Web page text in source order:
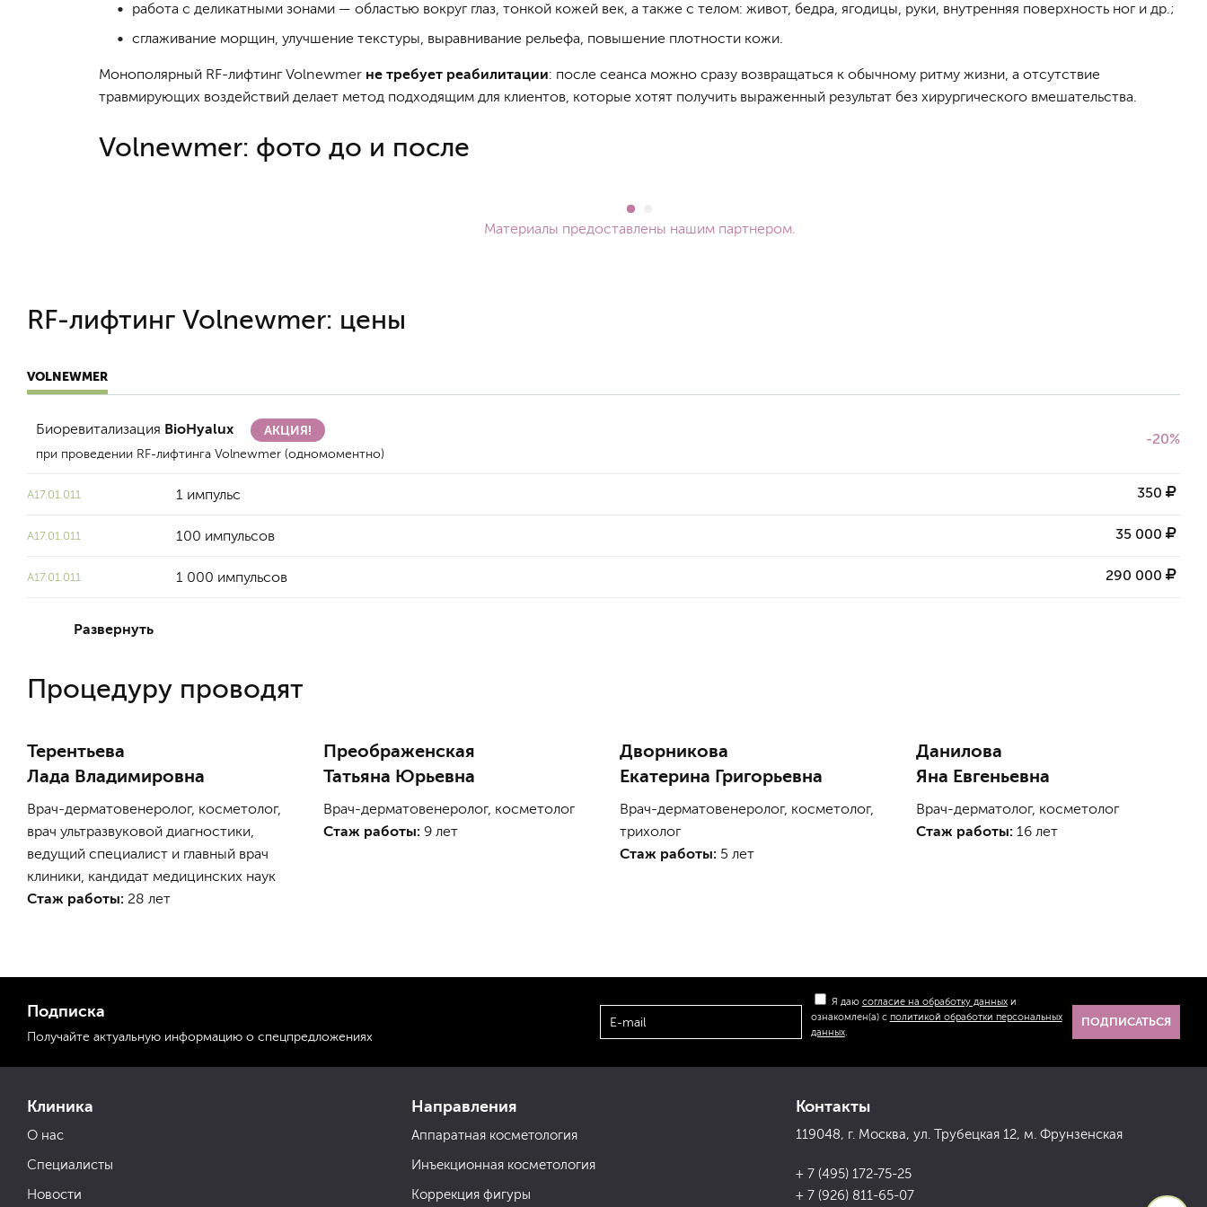
работа с деликатными зонами — областью вокруг глаз, тонкой кожей век, а также с телом: живот, бедра, ягодицы, руки, внутренняя поверхность ног и др.;
сглаживание морщин, улучшение текстуры, выравнивание рельефа, повышение плотности кожи.
Монополярный RF-лифтинг Volnewmer не требует реабилитации: после сеанса можно сразу возвращаться к обычному ритму жизни, а отсутствие
травмирующих воздействий делает метод подходящим для клиентов, которые хотят получить выраженный результат без хирургического вмешательства.
Volnewmer: фото до и после
Материалы предоставлены нашим партнером.
RF-лифтинг Volnewmer: цены
VOLNEWMER
Биоревитализация BioHyalux АКЦИЯ!
при проведении RF-лифтинга Volnewmer (одномоментно)
-20%
A17.01.011 1 импульс 350
A17.01.011 100 импульсов 35 000
A17.01.011 1 000 импульсов 290 000
Развернуть
Процедуру проводят
Терентьева
Лада Владимировна
Врач-дерматовенеролог, косметолог,
врач ультразвуковой диагностики,
ведущий специалист и главный врач
клиники, кандидат медицинских наук
Стаж работы: 28 лет
Преображенская
Татьяна Юрьевна
Врач-дерматовенеролог, косметолог
Стаж работы: 9 лет
Дворникова
Екатерина Григорьевна
Врач-дерматовенеролог, косметолог,
трихолог
Стаж работы: 5 лет
Данилова
Яна Евгеньевна
Врач-дерматолог, косметолог
Стаж работы: 16 лет
Клиника
О нас
Специалисты
Новости
Направления
Аппаратная косметология
Инъекционная косметология
Коррекция фигуры
Контакты
119048, г. Москва, ул. Трубецкая 12, м. Фрунзенская
+ 7 (495) 172-75-25
+ 7 (926) 811-65-07
Подписка
Получайте актуальную информацию о спецпредложениях
Я даю согласие на обработку данныхи
ознакомлен(а) с политикой обработки персональных
данных.
ПОДПИСАТЬСЯ